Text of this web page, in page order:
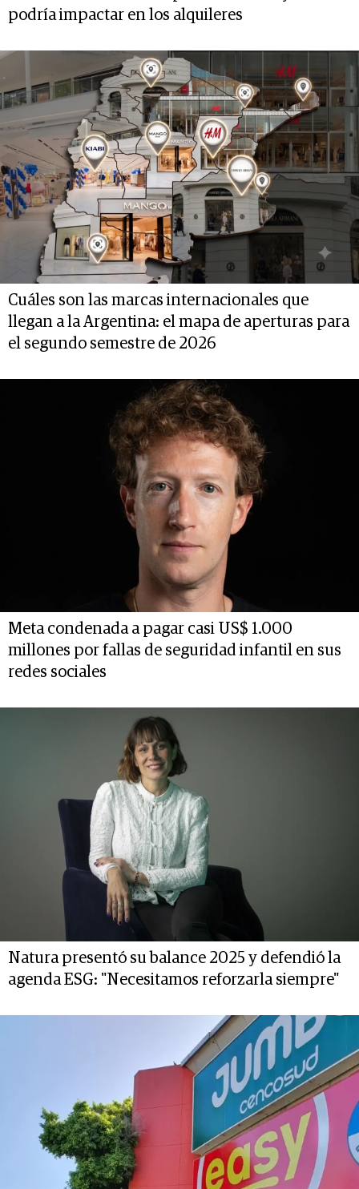
podría impactar en los alquileres
Cuáles son las marcas internacionales que
llegan a la Argentina: el mapa de aperturas para
el segundo semestre de 2026
Meta condenada a pagar casi US$ 1.000
millones por fallas de seguridad infantil en sus
redes sociales
Natura presentó su balance 2025 y defendió la
agenda ESG: "Necesitamos reforzarla siempre"